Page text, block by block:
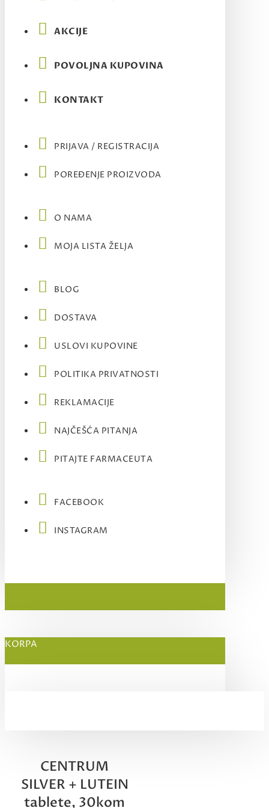
AKCIJE
POVOLJNA KUPOVINA
KONTAKT
PRIJAVA / REGISTRACIJA
POREĐENJE PROIZVODA
O NAMA
MOJA LISTA ŽELJA
BLOG
DOSTAVA
USLOVI KUPOVINE
POLITIKA PRIVATNOSTI
REKLAMACIJE
NAJČEŠĆA PITANJA
PITAJTE FARMACEUTA
FACEBOOK
INSTAGRAM
KORPA
CENTRUM
SILVER + LUTEIN
tablete, 30kom